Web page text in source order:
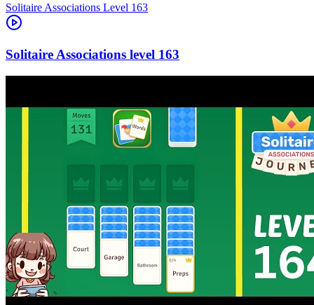
Level 163
163